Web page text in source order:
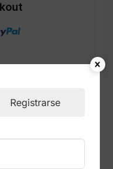
Secret es un
Registrarse